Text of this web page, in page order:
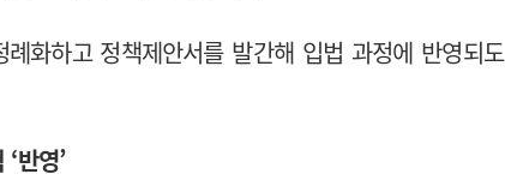
화하고 정책제안서를 발간해 입법 과정에 반영되도
반영’